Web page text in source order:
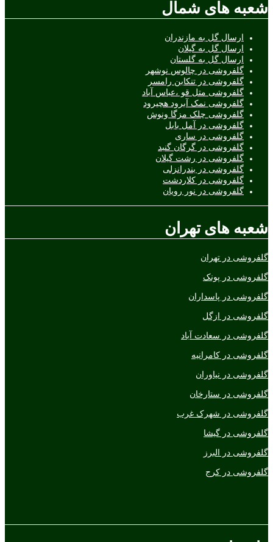
شعبه های شمال
ارسال گل به مازندران
ارسال گل به گیلان
ارسال گل به گلستان
گلفروشی در چالوس نوشهر
گلفروشی در تنکابن رامسر
گلفروشی متل قو ،عباس آباد
گلفروشی نمک آبرود هچیرود
گلفروشی چلک مزگا ونوش
گلفروشی در آمل بابل
گلفروشی در ساری
گلفروشی در گرگان گنبد
گلفروشی در رشت گیلان
گلفروشی در بندرانزلی
گلفروشی در کلاردشت
گلفروشی در نور رویان
شعبه های تهران
گلفروشی در تهران
گلفروشی در پونک
گلفروشی در پاسداران
گلفروشی در ازگل
گلفروشی در سعادت آباد
گلفروشی در کامرانیه
گلفروشی در نیاوران
گلفروشی در ستارخان
گلفروشی در شهرک غرب
گلفروشی در گیشا
گلفروشی در البرز
گلفروشی در کرج